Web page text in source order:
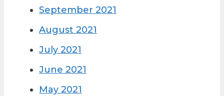
September 2021
August 2021
July 2021
June 2021
May 2021